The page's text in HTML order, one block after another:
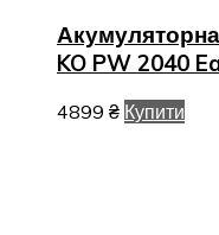
KO PW 2040
4899 ₴ Купити